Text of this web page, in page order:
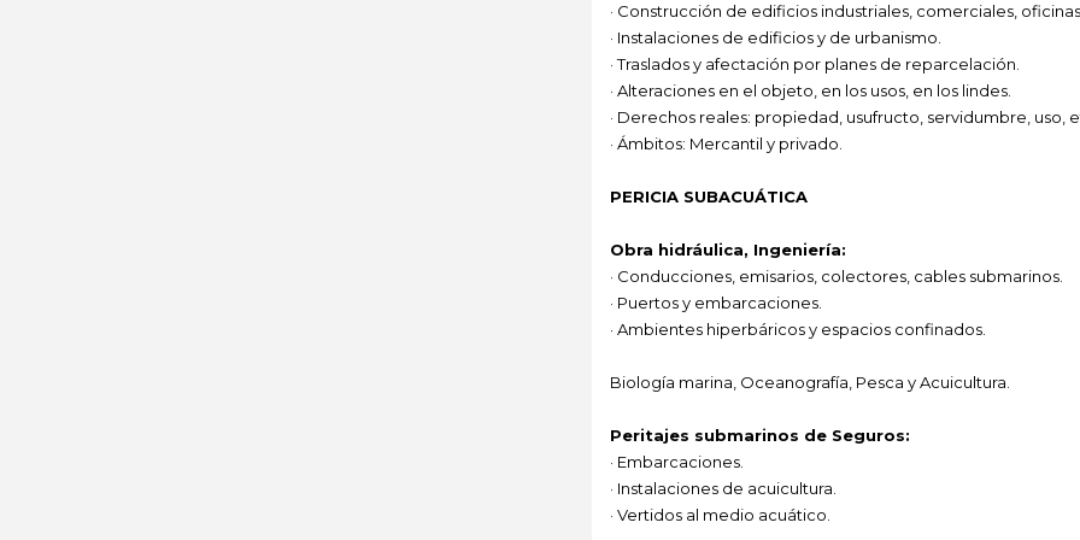
· Construcción de edificios industriales, comerciales,
· Instalaciones de edificios y de urbanismo.
· Traslados y afectación por planes de reparcelación.
· Alteraciones en el objeto, en los usos, en los lindes.
· Derechos reales: propiedad, usufructo, servidumbre, uso,
· Ámbitos: Mercantil y privado.
PERICIA SUBACUÁTICA
Obra hidráulica, Ingeniería:
· Conducciones, emisarios, colectores, cables submarinos.
· Puertos y embarcaciones.
· Ambientes hiperbáricos y espacios confinados.
Biología marina, Oceanografía, Pesca y Acuicultura.
Peritajes submarinos de Seguros:
· Embarcaciones.
· Instalaciones de acuicultura.
· Vertidos al medio acuático.